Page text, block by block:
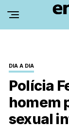
DIA A DIA
Polícia
homem
sexual